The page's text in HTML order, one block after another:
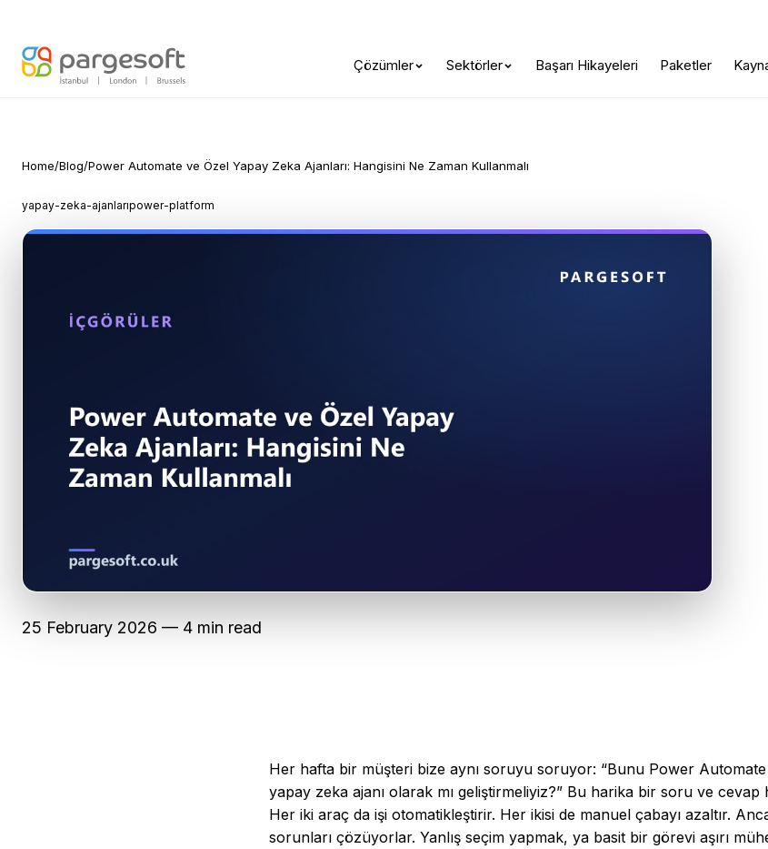
Çözümler Sektörler Başarı Hikayeleri Paketler
Home/Blog/Power Automate ve Özel Yapay Zeka Ajanları: Hangisini Ne Zaman Kullanmalı
yapay-zeka-ajanlarıpower-platform
Power Automate ve Özel
25 February 2026 — 4 min read
Her hafta bir müşteri bize aynı soruyu soruyor: “Bunu Power Automate
yapay zeka ajanı olarak mı geliştirmeliyiz?” Bu harika bir soru ve cevap
Her iki araç da işi otomatikleştirir. Her ikisi de manuel çabayı azaltır.
sorunları çözüyorlar. Yanlış seçim yapmak, ya basit bir görevi aşırı